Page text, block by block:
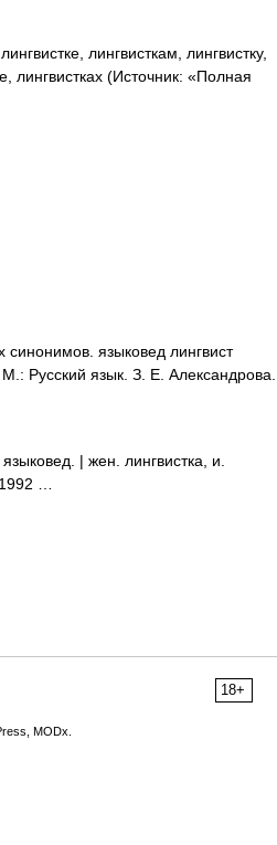
лингвисткам, лингвистку,
лингвистках (Источник: «Полная
синонимов. языковед лингвист
Русский язык. З. Е. Александрова.
| жен. лингвистка, и.
…
18+
MODx.